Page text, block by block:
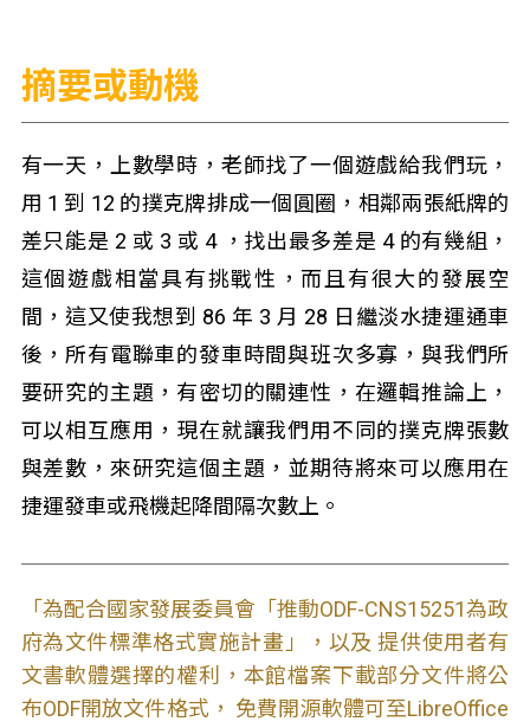
摘要或動機
有一天，上數學時，老師找了一個遊戲給我們玩，
用 1 到 12 的撲克牌排成一個圓圈，相鄰兩張紙牌的
差只能是 2 或 3 或 4 ，找出最多差是 4 的有幾組，
這個遊戲相當具有挑戰性，而且有很大的發展空
間，這又使我想到 86 年 3 月 28 日繼淡水捷運通車
後，所有電聯車的發車時間與班次多寡，與我們所
要研究的主題，有密切的關連性，在邏輯推論上，
可以相互應用，現在就讓我們用不同的撲克牌張數
與差數，來研究這個主題，並期待將來可以應用在
捷運發車或飛機起降間隔次數上。
「為配合國家發展委員會「推動ODF-CNS15251為政
府為文件標準格式實施計畫」，以及 提供使用者有
文書軟體選擇的權利，本館檔案下載部分文件將公
布ODF開放文件格式， 免費開源軟體可至LibreOffice